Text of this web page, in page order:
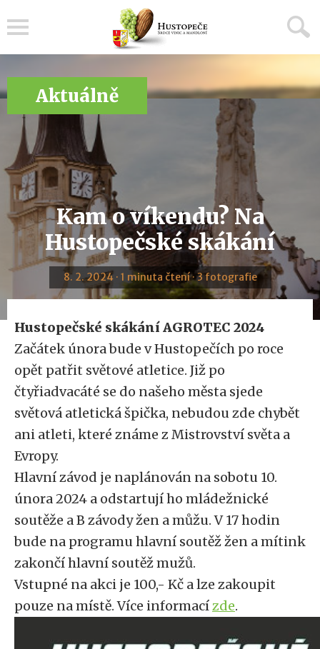
Aktuálně
Kam o víkendu? Na
Hustopečské skákání
8. 2. 2024 · 1 minuta čtení · 3 fotografie
Hustopečské skákání AGROTEC 2024
Začátek února bude v Hustopečích po roce
opět patřit světové atletice. Již po
čtyřiadvacáté se do našeho města sjede
světová atletická špička, nebudou zde chybět
ani atleti, které známe z Mistrovství světa a
Evropy.
Hlavní závod je naplánován na sobotu 10.
února 2024 a odstartují ho mládežnické
soutěže a B závody žen a můžu. V 17 hodin
bude na programu hlavní soutěž žen a mítink
zakončí hlavní soutěž mužů.
Vstupné na akci je 100,- Kč a lze zakoupit
pouze na místě. Více informacízde.